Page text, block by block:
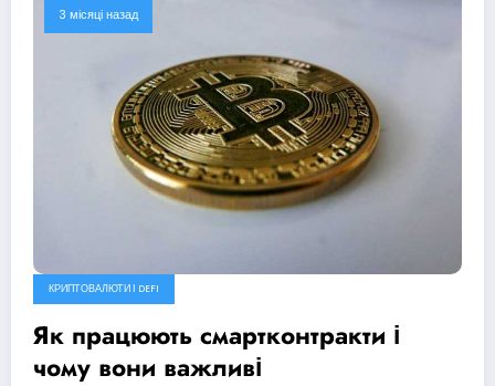
3 місяці назад
КРИПТОВАЛЮТИ І DEFI
Як працюють смартконтракти і
чому вони важливі